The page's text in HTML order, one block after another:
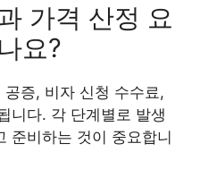
가격 산정 요
요?
증, 비자 신청 수수료,
니다. 각 단계별로 발생
준비하는 것이 중요합니